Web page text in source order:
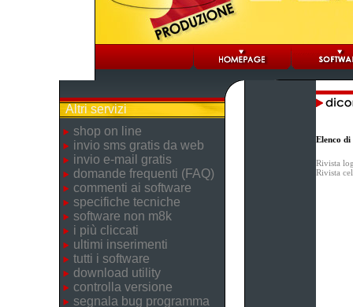
Altri servizi
shop on line
invio sms gratis da web
invio e-mail gratis
domande frequenti (FAQ)
commenti ai software
specifiche tecniche
software non m8k
i più cliccati
ultimi inserimenti
tutti i software
download utility
controlla versione
segnala bug programma
Elenco
Rivista
Rivista